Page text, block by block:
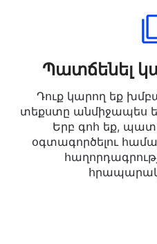
Հայերենից
Պատճենել
Դուք կարող եք
տեքստը անմիջապես
Երբ գոհ եք,
օգտագործելու